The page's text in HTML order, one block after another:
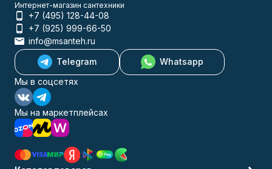
Интернет-магазин сантехники
+7 (495) 128-44-08
+7 (925) 999-66-50
info@msanteh.ru
Telegram
Whatsapp
Мы в соцсетях
Мы на маркетплейсах